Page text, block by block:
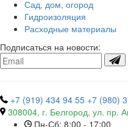
Сад, дом, огород
Гидроизоляция
Расходные материалы
Подписаться на новости:
+7 (919) 434 94 55 +7 (980)
308004, г. Белгород, ул. пр.
Пн-Сб: 8:00 - 17:00